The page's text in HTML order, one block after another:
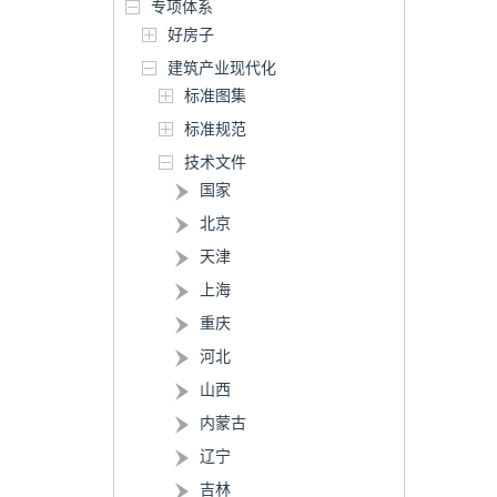
专项体系
好房子
建筑产业现代化
标准图集
标准规范
技术文件
国家
北京
天津
上海
重庆
河北
山西
内蒙古
辽宁
吉林